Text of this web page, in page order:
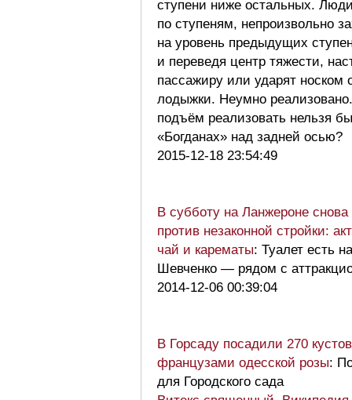
ступени ниже остальных.
по ступеням, непроизвольно
на уровень предыдущих
и переведя центр тяжести,
пассажиру или ударят носком
лодыжки. Неумно
подъём реализовать нельзя
«Богданах» над задней осью?
2015-12-18 23:54:49
В субботу на Ланжероне снова
против незаконной стройки:
чай и карематы: Туалет есть
Шевченко — рядом с
2014-12-06 00:39:04
В Горсаду посадили 270
французами одесской розы:
для Городского сада